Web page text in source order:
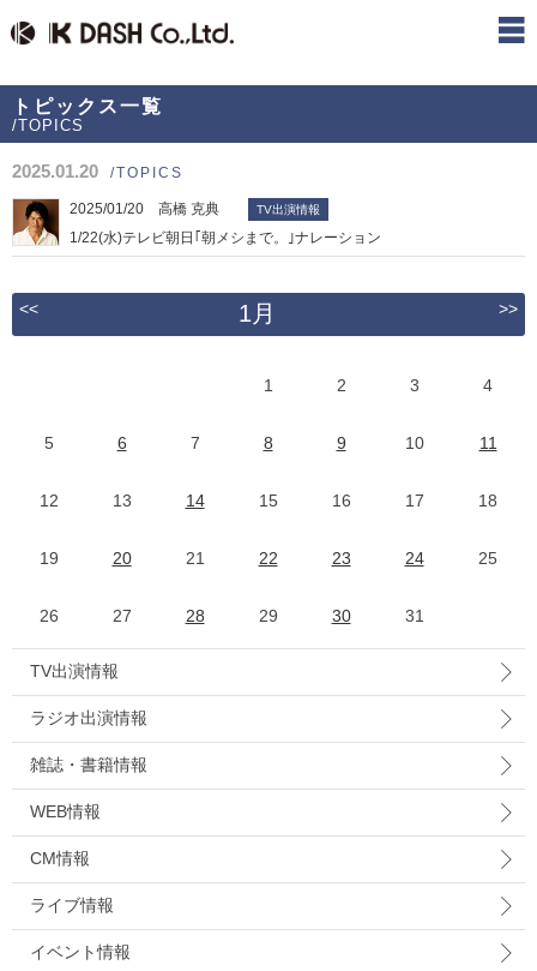
トピックス一覧
/TOPICS
2025.01.20 /TOPICS
2025/01/20 高橋 克典 TV出演情報
1/22(水)テレビ朝日｢朝メシまで。｣ナレーション
<< 1月 >>
1 2 3 4
5 6 7 8 9 10 11
12 13 14 15 16 17 18
19 20 21 22 23 24 25
26 27 28 29 30 31
TV出演情報
ラジオ出演情報
雑誌・書籍情報
WEB情報
CM情報
ライブ情報
イベント情報